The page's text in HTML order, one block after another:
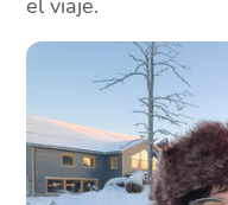
el viaje.